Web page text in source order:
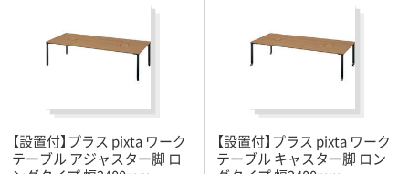
【設置付】プラス pixta ワーク
テーブル アジャスター脚 ロ
【設置付】プラス pixta ワーク
テーブル キャスター脚 ロン